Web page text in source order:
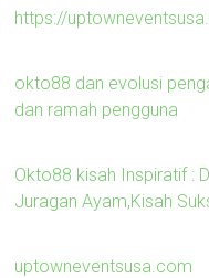
https://
okto88 dan evolusi
dan ramah pengguna
Okto88 kisah Inspiratif :
Juragan Ayam,Kisah
uptowneventsusa.com